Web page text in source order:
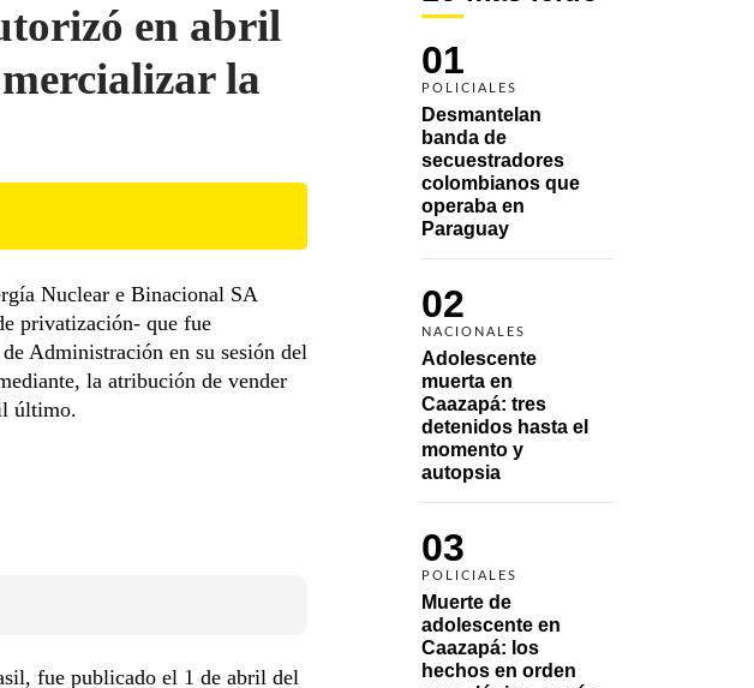
01
POLICIALES
Desmantelan
banda de
secuestradores
colombianos que
operaba en
Paraguay
02
NACIONALES
Adolescente
muerta en
Caazapá: tres
detenidos hasta el
momento y
autopsia
03
POLICIALES
Muerte de
adolescente en
Caazapá: los
hechos en orden
en abril
la
Nuclear e Binacional SA
privatización- que fue
Administración en su sesión del
la atribución de vender
último.
fue publicado el 1 de abril del